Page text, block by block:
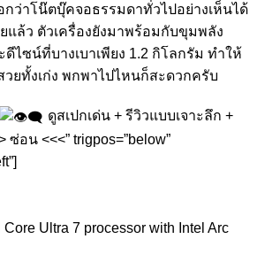
ว่าโน๊ตบุ๊คจอธรรมดาทั่วไปอย่างเห็นได้
แล้ว ตัวเครื่องยังมาพร้อมกับขุมพลัง
ดีไซน์ที่บางเบาเพียง 1.2 กิโลกรัม ทำให้
ยทั้งเก่ง พกพาไปไหนก็สะดวกครับ
ดูสเปกเด่น + รีวิวแบบเจาะลึก +
ซ่อน <<<” trigpos=”below”
Core Ultra 7 processor with Intel Arc